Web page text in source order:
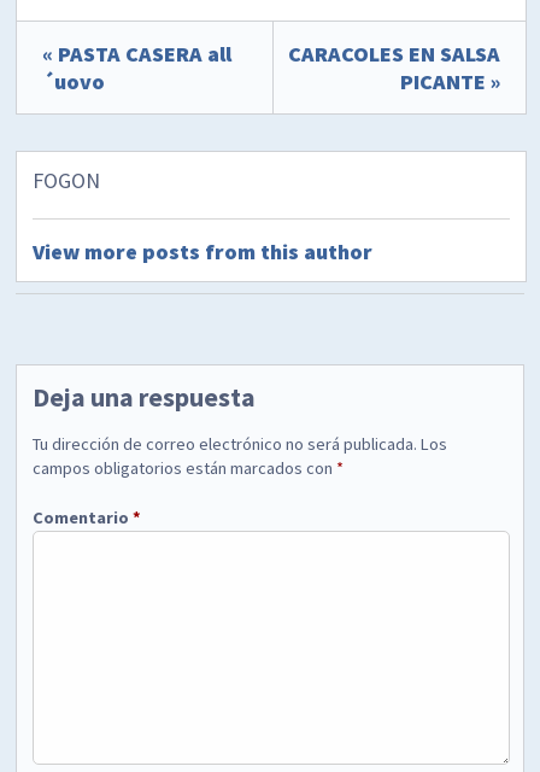
« PASTA CASERA all
´uovo
CARACOLES EN SALSA
PICANTE »
FOGON
View more posts from this author
Deja una respuesta
Tu dirección de correo electrónico no será publicada. Los
campos obligatorios están marcados con *
Comentario*